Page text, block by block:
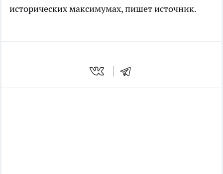
исторических максимумах, пишетисточник.